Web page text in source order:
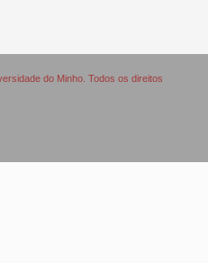
do Minho. Todos os direitos